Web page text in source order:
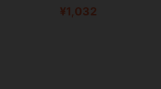
¥1,032